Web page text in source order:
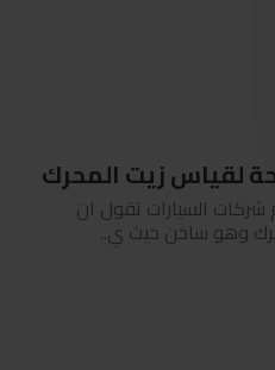
لقياس زيت المحرك
السيارات تقول ان
وهو ساخن حيث ي..